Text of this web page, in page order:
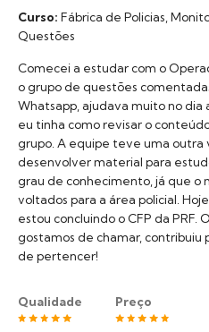
Curso: Fábrica de Policias,
Questões
Comecei a estudar com o
o grupo de questões
Whatsapp, ajudava muito no dia
eu tinha como revisar o
grupo. A equipe teve uma outra
desenvolver material para
grau de conhecimento, já que o
voltados para a área policial.
estou concluindo o CFP da PRF.
gostamos de chamar, contribuiu
de pertencer!
Qualidade Preço